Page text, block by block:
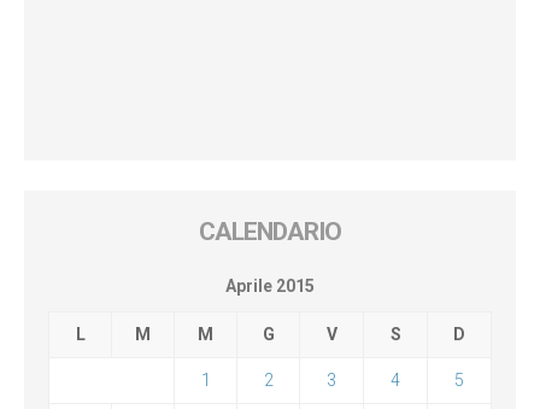
CALENDARIO
Aprile 2015
L M M G V S D
1 2 3 4 5